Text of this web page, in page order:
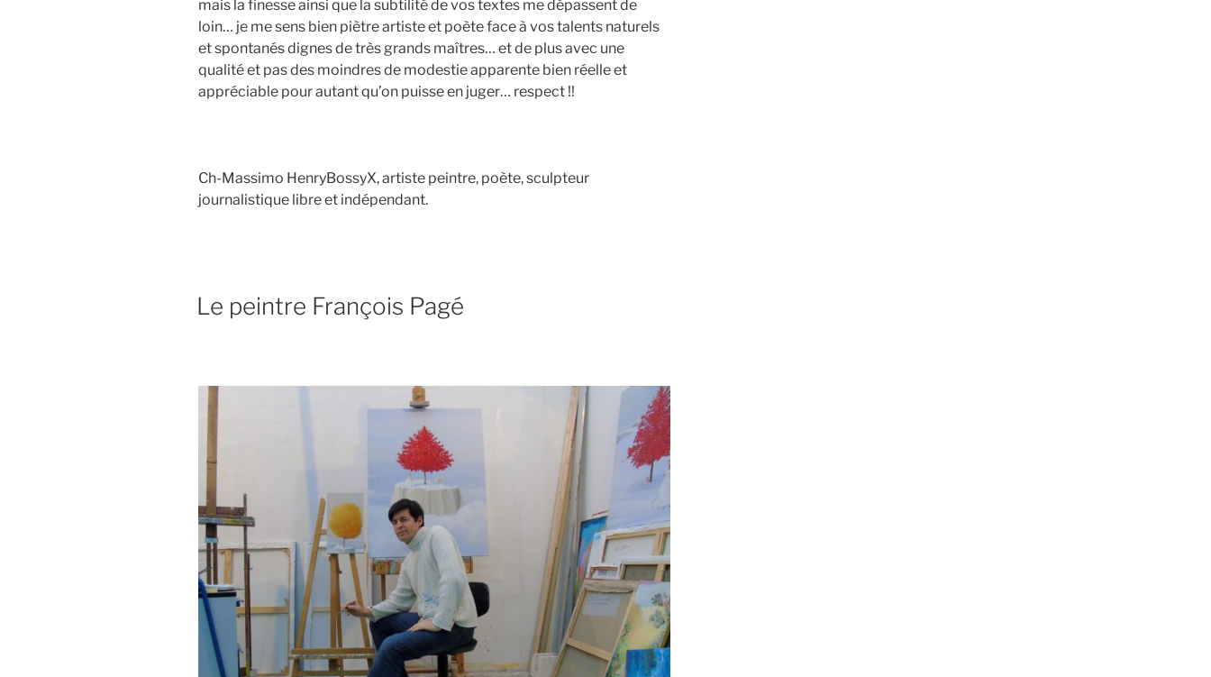
mais la finesse ainsi que la subtilité de vos textes me dépassent de
loin… je me sens bien piètre artiste et poète face à vos talents naturels
et spontanés dignes de très grands maîtres… et de plus avec une
qualité et pas des moindres de modestie apparente bien réelle et
appréciable pour autant qu’on puisse en juger… respect !!
Ch-Massimo HenryBossyX, artiste peintre, poète, sculpteur
journalistique libre et indépendant.
Le peintre François Pagé